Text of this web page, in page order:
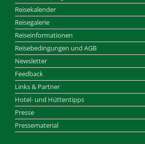
Reisekalender
Reisegalerie
Reiseinformationen
Reisebedingungen und AGB
Newsletter
Feedback
Links & Partner
Hotel- und Hüttentipps
Presse
Pressematerial